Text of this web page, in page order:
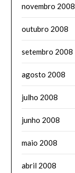
novembro 2008
outubro 2008
setembro 2008
agosto 2008
julho 2008
junho 2008
maio 2008
abril 2008